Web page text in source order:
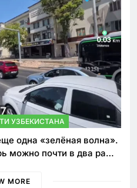
УЗБЕКИСТАНА
одна «зелёная волна».
можно почти в два раза
MORE